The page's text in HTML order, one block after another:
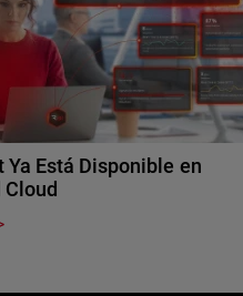
Ya Está Disponible en